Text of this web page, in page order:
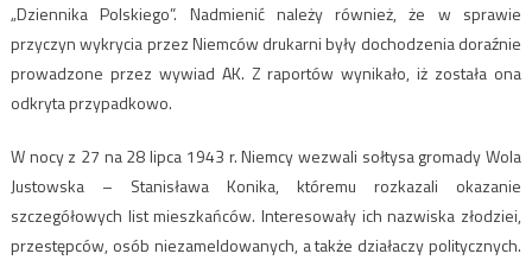
„Dziennika Polskiego”. Nadmienić należy również, że w sprawie
przyczyn wykrycia przez Niemców drukarni były dochodzenia doraźnie
prowadzone przez wywiad AK. Z raportów wynikało, iż została ona
odkryta przypadkowo.
W nocy z 27 na 28 lipca 1943 r. Niemcy wezwali sołtysa gromady Wola
Justowska – Stanisława Konika, któremu rozkazali okazanie
szczegółowych list mieszkańców. Interesowały ich nazwiska złodziei,
przestępców, osób niezameldowanych, a także działaczy politycznych.